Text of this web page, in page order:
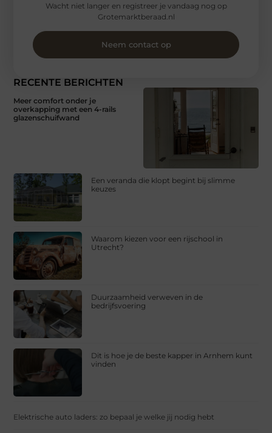
RECENTE BERICHTEN
Meer comfort onder je
overkapping met een 4-rails
glazenschuifwand
Een veranda die klopt begint bij slimme
keuzes
Waarom kiezen voor een rijschool in
Utrecht?
Duurzaamheid verweven in de
bedrijfsvoering
Dit is hoe je de beste kapper in Arnhem kunt
vinden
Elektrische auto laders: zo bepaal je welke jij nodig hebt
Wacht niet langer en registreer je vandaag nog op
Grotemarktberaad.nl
Neem contact op